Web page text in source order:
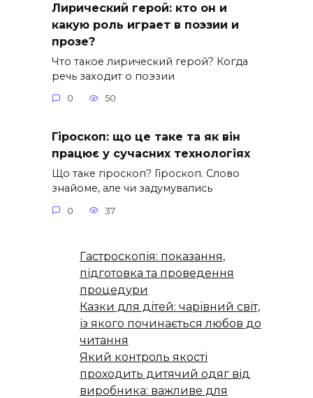
Лирический герой: кто он и
какую роль играет в поэзии и
прозе?
Что такое лирический герой? Когда
речь заходит о поэзии
0 50
Гіроскоп: що це таке та як він
працює у сучасних технологіях
Що таке гіроскоп? Гіроскоп. Слово
знайоме, але чи задумувались
0 37
Гастроскопія: показання,
підготовка та проведення
процедури
Казки для дітей: чарівний світ,
із якого починається любов до
читання
Який контроль якості
проходить дитячий одяг від
виробника: важливе для